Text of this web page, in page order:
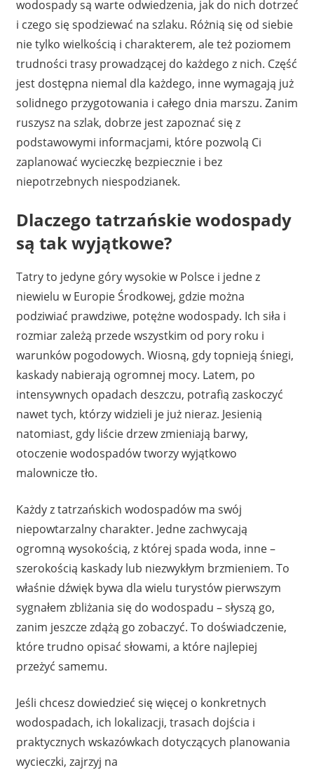
wodospady są warte odwiedzenia, jak do nich dotrzeć
i czego się spodziewać na szlaku. Różnią się od siebie
nie tylko wielkością i charakterem, ale też poziomem
trudności trasy prowadzącej do każdego z nich. Część
jest dostępna niemal dla każdego, inne wymagają już
solidnego przygotowania i całego dnia marszu. Zanim
ruszysz na szlak, dobrze jest zapoznać się z
podstawowymi informacjami, które pozwolą Ci
zaplanować wycieczkę bezpiecznie i bez
niepotrzebnych niespodzianek.
Dlaczego tatrzańskie wodospady
są tak wyjątkowe?
Tatry to jedyne góry wysokie w Polsce i jedne z
niewielu w Europie Środkowej, gdzie można
podziwiać prawdziwe, potężne wodospady. Ich siła i
rozmiar zależą przede wszystkim od pory roku i
warunków pogodowych. Wiosną, gdy topnieją śniegi,
kaskady nabierają ogromnej mocy. Latem, po
intensywnych opadach deszczu, potrafią zaskoczyć
nawet tych, którzy widzieli je już nieraz. Jesienią
natomiast, gdy liście drzew zmieniają barwy,
otoczenie wodospadów tworzy wyjątkowo
malownicze tło.
Każdy z tatrzańskich wodospadów ma swój
niepowtarzalny charakter. Jedne zachwycają
ogromną wysokością, z której spada woda, inne –
szerokością kaskady lub niezwykłym brzmieniem. To
właśnie dźwięk bywa dla wielu turystów pierwszym
sygnałem zbliżania się do wodospadu – słyszą go,
zanim jeszcze zdążą go zobaczyć. To doświadczenie,
które trudno opisać słowami, a które najlepiej
przeżyć samemu.
Jeśli chcesz dowiedzieć się więcej o konkretnych
wodospadach, ich lokalizacji, trasach dojścia i
praktycznych wskazówkach dotyczących planowania
wycieczki, zajrzyj na